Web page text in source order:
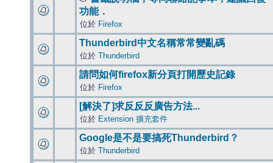
功能．
位於 Firefox
Thunderbird中文名稱常常變亂碼
位於 Thunderbird
請問如何firefox新分頁打開歷史記錄
位於 Firefox
[解決了]求反反反廣告方法...
位於 Extension 擴充套件
Google是不是要搞死Thunderbird？
位於 Thunderbird